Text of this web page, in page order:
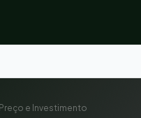
e Investimento